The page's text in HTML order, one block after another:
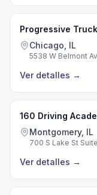
Progressive
Chicago, IL
5538 W Belmont
Ver detalles →
160 Driving
Montgomery, IL
700 S Lake St
Ver detalles →